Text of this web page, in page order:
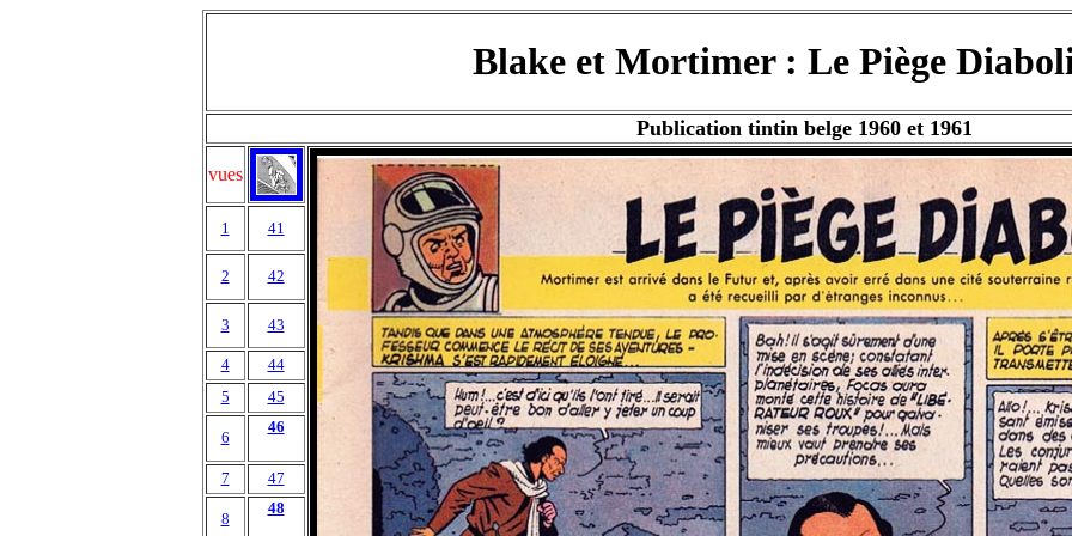
Blake et Mortimer : Le Piège
Publication tintin belge 1960 et 1961
vues
1 41
2 42
3 43
4
44
5
45
6
46
7 47
8
48